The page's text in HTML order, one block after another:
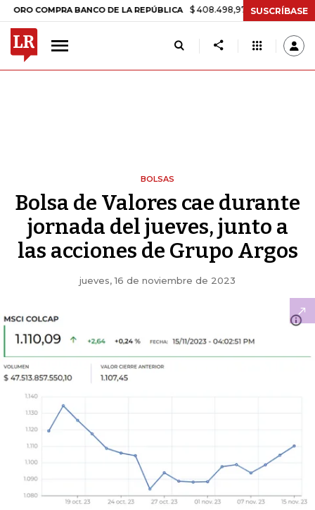
BANCO DE LA REPÚBLICA $ 408.498,97 +$ 8.753,81 +2,19%
SUSCRÍBASE
BOLSAS
Bolsa de Valores cae durante
jornada del jueves, junto a
las acciones de Grupo Argos
jueves, 16 de noviembre de 2023